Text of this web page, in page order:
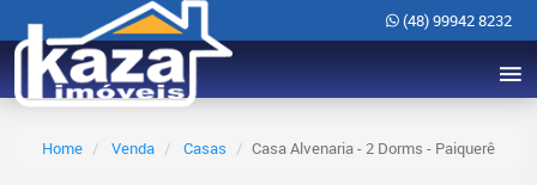
(48) 99942 8232
Home Venda Casas Casa Alvenaria - 2 Dorms - Paiquerê